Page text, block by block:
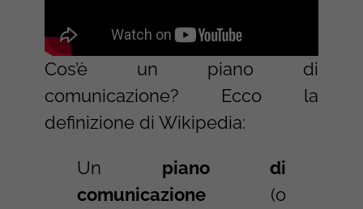
Cos’è un piano di
comunicazione? Ecco la
definizione di Wikipedia:
Un piano di
comunicazione(o